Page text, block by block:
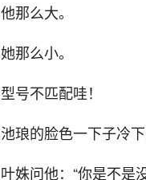
他那么大。
她那么小。
型号不匹配哇！
池琅的脸色一下子冷
叶姝问他：“你是不是